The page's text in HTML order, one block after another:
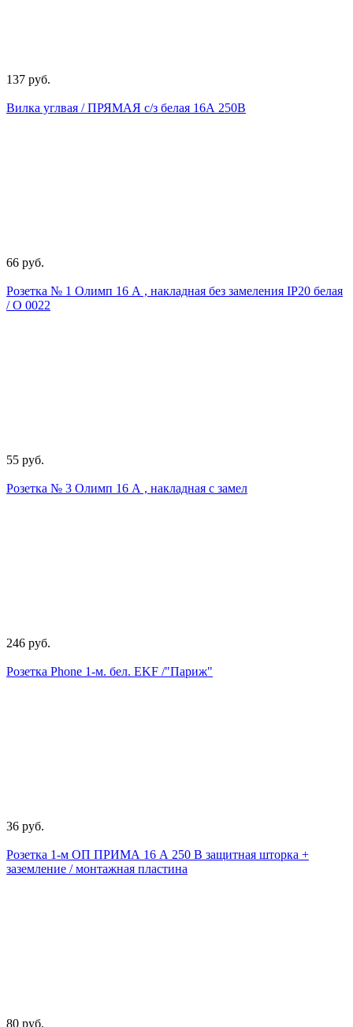
137 руб.
Вилка углвая / ПРЯМАЯ с/з белая 16А 250В
66 руб.
Розетка № 1 Олимп 16 А , накладная без замеления IP20 белая
/ О 0022
55 руб.
Розетка № 3 Олимп 16 А , накладная с замел
246 руб.
Розетка Phone 1-м. бел. EKF /"Париж"
36 руб.
Розетка 1-м ОП ПРИМА 16 А 250 В защитная шторка +
заземление / монтажная пластина
80 руб.